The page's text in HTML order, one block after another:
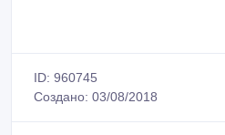
ID: 960745
Создано: 03/08/2018